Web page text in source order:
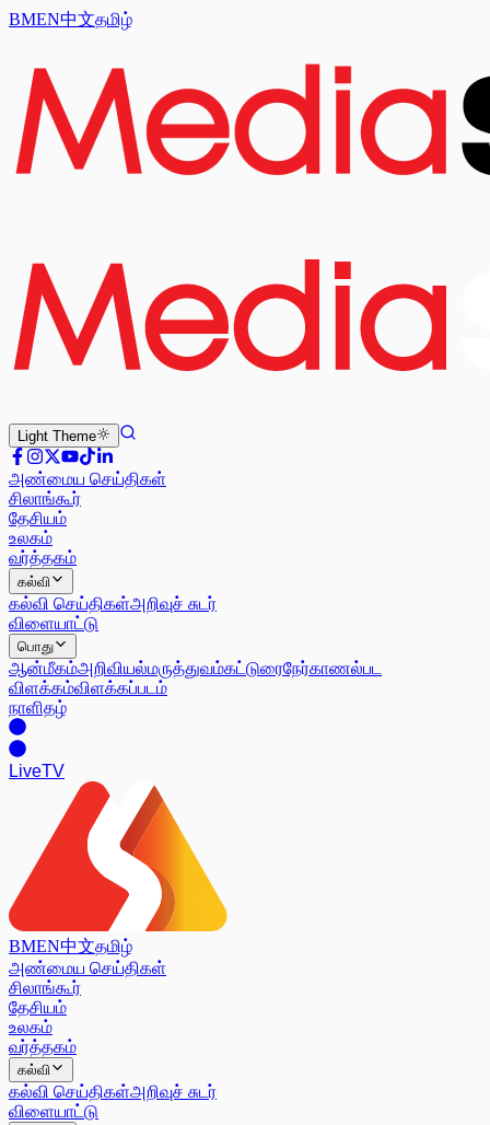
BMEN中文தமிழ்
Light Theme
அண்மைய செய்திகள்
சிலாங்கூர்
தேசியம்
உலகம்
வர்த்தகம்
கல்வி
கல்வி செய்திகள்அறிவுச் சுடர்
விளையாட்டு
பொது
ஆன்மீகம்அறிவியல்மருத்துவம்கட்டுரைநேர்காணல்பட
விளக்கம்விளக்கப்படம்
நாளிதழ்
LiveTV
BMEN中文தமிழ்
அண்மைய செய்திகள்
சிலாங்கூர்
தேசியம்
உலகம்
வர்த்தகம்
கல்வி
கல்வி செய்திகள்அறிவுச் சுடர்
விளையாட்டு